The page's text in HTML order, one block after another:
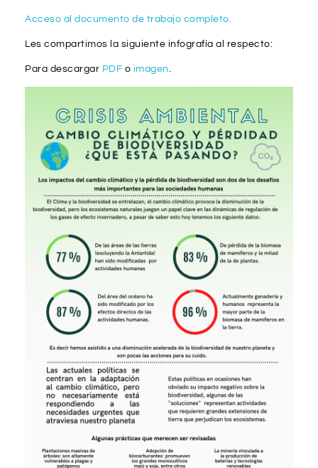
Acceso al documento de trabajo completo.
Les compartimos la siguiente infografía al respecto:
Para descargar PDF o imagen